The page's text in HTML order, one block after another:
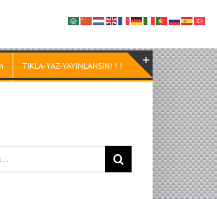
TIKLA-YAZ-YAYINLANSIN! ! !
Toggle
Sliding
Bar
Area